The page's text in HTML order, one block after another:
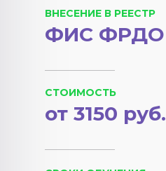
ВНЕСЕНИЕ В РЕЕСТР
ФИС ФРДО
СТОИМОСТЬ
от 3150 руб.